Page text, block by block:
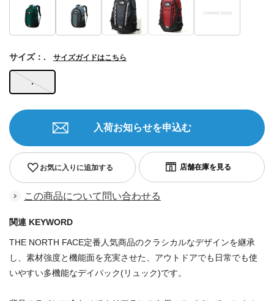
.
サイズ：. サイズガイドはこちら
お気に入りに追加する
入荷お知らせを申込む
この商品について問い合わせる
関連 KEYWORD
THE NORTH FACE定番人気商品のクラシカルなデザインを継承
し、素材強度と機能面を充実させた、アウトドアでも日常でも使
いやすい多機能なデイパック(リュック)です。